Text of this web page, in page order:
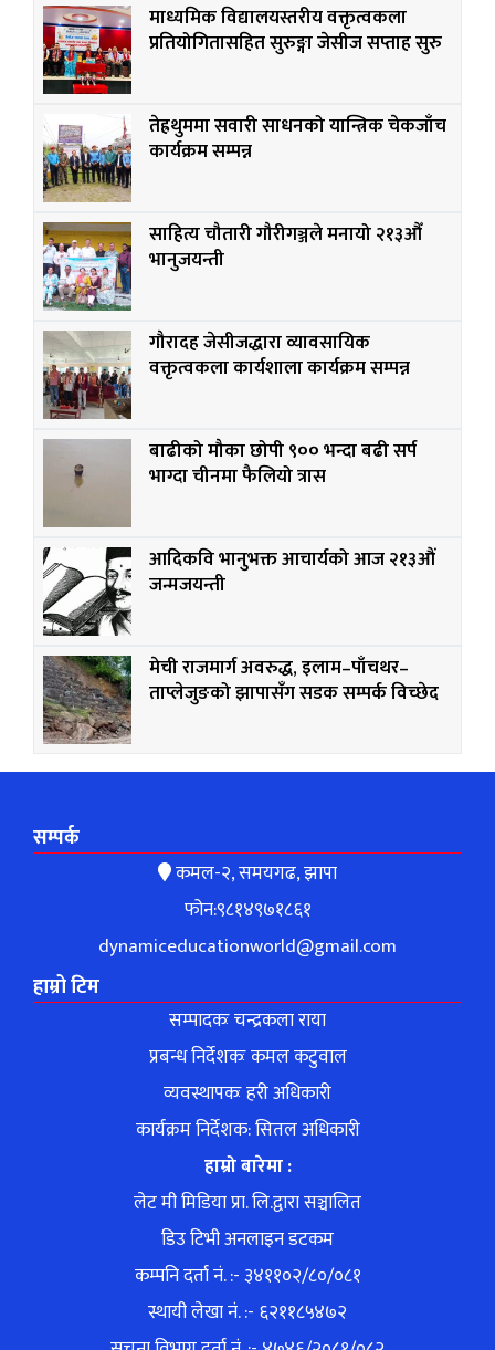
माध्यमिक विद्यालयस्तरीय वक्तृत्वकला
प्रतियोगितासहित सुरुङ्गा जेसीज सप्ताह सुरु
तेह्रथुममा सवारी साधनको यान्त्रिक चेकजाँच
कार्यक्रम सम्पन्न
साहित्य चौतारी गौरीगञ्जले मनायो २१३औँ
भानुजयन्ती
गौरादह जेसीजद्धारा व्यावसायिक
वक्तृत्वकला कार्यशाला कार्यक्रम सम्पन्न
बाढीको मौका छोपी ९०० भन्दा बढी सर्प
भाग्दा चीनमा फैलियो त्रास
आदिकवि भानुभक्त आचार्यको आज २१३औं
जन्मजयन्ती
मेची राजमार्ग अवरुद्ध, इलाम–पाँचथर–
ताप्लेजुङको झापासँग सडक सम्पर्क विच्छेद
सम्पर्क
कमल-२, समयगढ, झापा
फोन:९८१४९७१८६१
dynamiceducationworld@gmail.com
हाम्रो टिम
सम्पादकः चन्द्रकला राया
प्रबन्ध निर्देशकः कमल कटुवाल
व्यवस्थापकः हरी अधिकारी
कार्यक्रम निर्देशक: सितल अधिकारी
हाम्रो बारेमा :
लेट मी मिडिया प्रा. लि.द्वारा सञ्चालित
डिउ टिभी अनलाइन डटकम
कम्पनि दर्ता नं. :- ३४११०२/८०/०८१
स्थायी लेखा नं. :- ६२११८५४७२